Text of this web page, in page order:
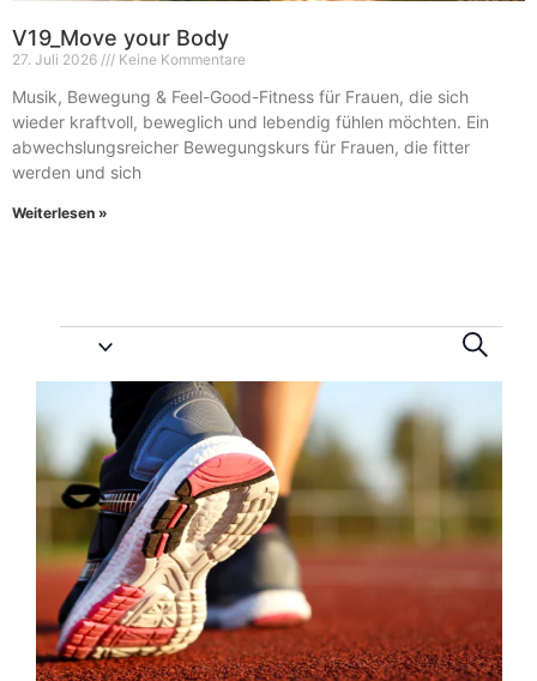
V19_Move your Body
27. Juli 2026 Keine Kommentare
Musik, Bewegung & Feel-Good-Fitness für Frauen, die sich
wieder kraftvoll, beweglich und lebendig fühlen möchten. Ein
abwechslungsreicher Bewegungskurs für Frauen, die fitter
werden und sich
Weiterlesen »
und
Suche
List
of
Veranstaltungen
in
Photo
View